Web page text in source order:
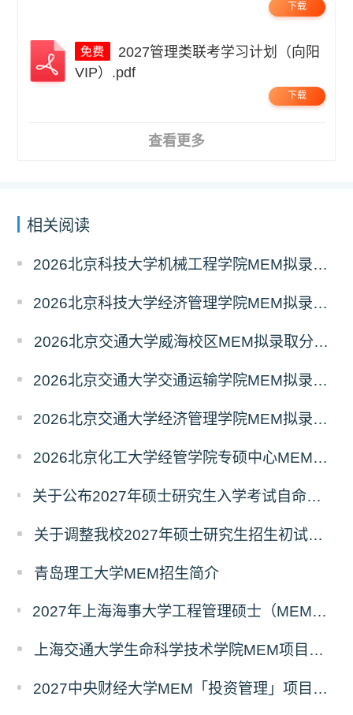
下载
VIP）.pdf
下载
查看更多
相关阅读
2026北京科技大学机械工程学院MEM拟录取分析解读
2026北京科技大学经济管理学院MEM拟录取分析解读
2026北京交通大学威海校区MEM拟录取分析解读
2026北京交通大学交通运输学院MEM拟录取分析解读
2026北京交通大学经济管理学院MEM拟录取分析解读
2026北京化工大学经管学院专硕中心MEM拟录取分析解读
关于公布2027年硕士研究生入学考试自命题考试科目考试大纲的通知
关于调整我校2027年硕士研究生招生初试科目的公告
青岛理工大学MEM招生简介
2027年上海海事大学工程管理硕士（MEM）宁波产教融合研究生培养项目
上海交通大学生命科学技术学院MEM项目全新介绍
2027中央财经大学MEM「投资管理」项目招生专题正式上线